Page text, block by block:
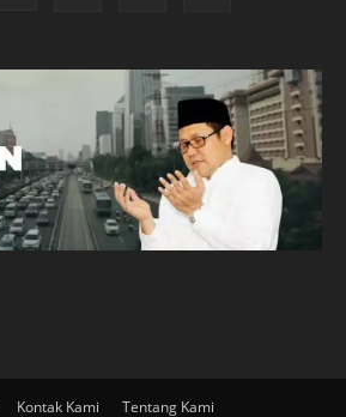
Kontak Kami Tentang Kami